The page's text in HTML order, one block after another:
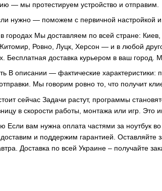
— мы протестируем устройство и отправим.
нужно — поможем с первичной
в городах Мы доставляем по всей стране:
Ровно, Луцк, Херсон — и в любой
Бесплатная доставка курьером в ваш
В описании — фактические
Мы говорим ровно то, что получит
сейчас Задачи растут, программы
в скорости работы, монтажа или игр. Это
Если вам нужна оплата частями за
и поддержим гарантией.
Доставка по всей Украине – получайте